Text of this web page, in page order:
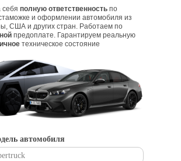
полную ответственность по
и оформлении автомобиля из
США и других стран. Работаем по
предоплате. Гарантируем реальную
техническое состояние
автомобиля